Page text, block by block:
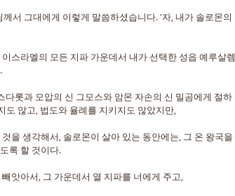
서 그대에게 이렇게 말씀하셨습니다. '자, 내가 솔로몬의
스라엘의 모든 지파 가운데서 내가 선택한 성읍 예루살렘
롯과 모압의 신 그모스와 암몬 자손의 신 밀곰에게 절하
도 않고, 법도와 율례를 지키지도 않았지만,
을 생각해서, 솔로몬이 살아 있는 동안에는, 그 온 왕국을
록 할 것이다.
앗아서, 그 가운데서 열 지파를 너에게 주고,